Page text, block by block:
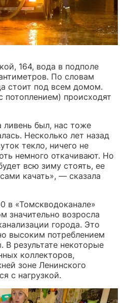
164, вода в подполе
По словам
стоит под всем домом.
потоплением) происходят
ливень был, нас тоже
Несколько лет назад
текло, ничего не
немного откачивают. Но
всю зиму стоять, ее
качать», — сказала
в «Томскводоканале»
значительно возросла
города. Это
высоким потреблением
В результате некоторые
коллекторов,
зоне Ленинского
с нагрузкой.